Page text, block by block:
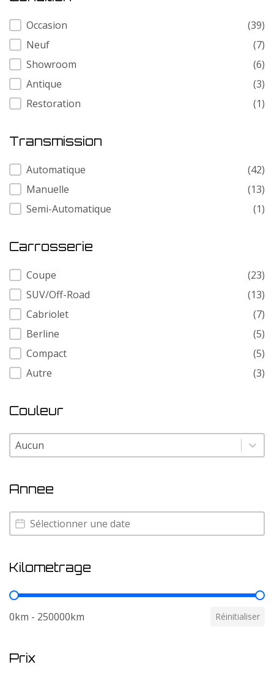
Condition
Occasion
(39)
Neuf
(7)
Showroom
(6)
Antique
(3)
Restoration
(1)
Transmission
Transmission
Automatique
(42)
Manuelle
(13)
Semi-Automatique
(1)
Carrosserie
Carrosserie
Coupe
(23)
SUV/Off-Road
(13)
Cabriolet
(7)
Berline
(5)
Compact
(5)
Autre
(3)
Couleur
Couleur
Couleur
Annee
Annee
Annee
Kilometrage
Kilometrage
0km - 250000km Réinitialiser
Prix